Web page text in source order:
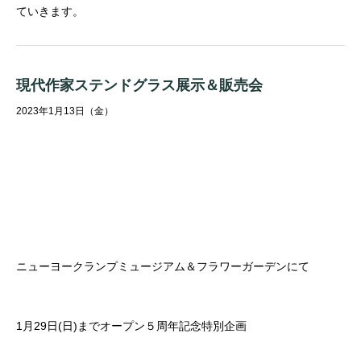
ていきます。
現代作家ステンドグラス展示＆販売会
2023年1月13日（金）
ニューヨークランプミュージアム＆フラワーガーデンにて
1月29日(日)までオープン５周年記念特別企画